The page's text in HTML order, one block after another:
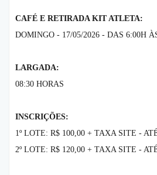
CAFÉ E RETIRADA KIT ATLETA:
DOMINGO - 17/05/2026 - DAS 6:00H
LARGADA:
08:30 HORAS
INSCRIÇÕES:
1º LOTE: R$ 100,00 + TAXA SITE -
2º LOTE: R$ 120,00 + TAXA SITE -